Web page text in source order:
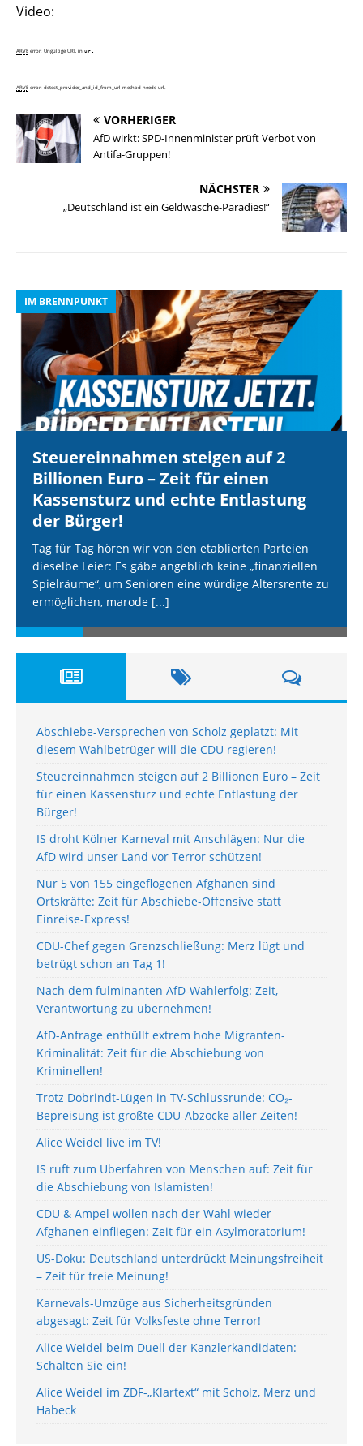
Video:
ARVE error: Ungültige URL in url
ARVE error: detect_provider_and_id_from_url method needs url.
VORHERIGER
AfD wirkt: SPD-Innenminister prüft Verbot von
Antifa-Gruppen!
NÄCHSTER
„Deutschland ist ein Geldwäsche-Paradies!“
IM BRENNPUNKT
Steuereinnahmen steigen auf 2
Billionen Euro – Zeit für einen
Kassensturz und echte Entlastung
der Bürger!
Tag für Tag hören wir von den etablierten Parteien
dieselbe Leier: Es gäbe angeblich keine „finanziellen
Spielräume“, um Senioren eine würdige Altersrente zu
ermöglichen, marode [...]
Abschiebe-Versprechen von Scholz geplatzt: Mit
diesem Wahlbetrüger will die CDU regieren!
Steuereinnahmen steigen auf 2 Billionen Euro – Zeit
für einen Kassensturz und echte Entlastung der
Bürger!
IS droht Kölner Karneval mit Anschlägen: Nur die
AfD wird unser Land vor Terror schützen!
Nur 5 von 155 eingeflogenen Afghanen sind
Ortskräfte: Zeit für Abschiebe-Offensive statt
Einreise-Express!
CDU-Chef gegen Grenzschließung: Merz lügt und
betrügt schon an Tag 1!
Nach dem fulminanten AfD-Wahlerfolg: Zeit,
Verantwortung zu übernehmen!
AfD-Anfrage enthüllt extrem hohe Migranten-
Kriminalität: Zeit für die Abschiebung von
Kriminellen!
Trotz Dobrindt-Lügen in TV-Schlussrunde: CO₂-
Bepreisung ist größte CDU-Abzocke aller Zeiten!
Alice Weidel live im TV!
IS ruft zum Überfahren von Menschen auf: Zeit für
die Abschiebung von Islamisten!
CDU & Ampel wollen nach der Wahl wieder
Afghanen einfliegen: Zeit für ein Asylmoratorium!
US-Doku: Deutschland unterdrückt Meinungsfreiheit
– Zeit für freie Meinung!
Karnevals-Umzüge aus Sicherheitsgründen
abgesagt: Zeit für Volksfeste ohne Terror!
Alice Weidel beim Duell der Kanzlerkandidaten:
Schalten Sie ein!
Alice Weidel im ZDF-„Klartext“ mit Scholz, Merz und
Habeck